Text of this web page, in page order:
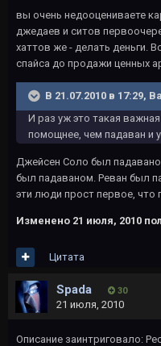
вы очень недооцениваете
джедаев и ситов
хаттов же - делать деньги.
спайса до продажи ценных
В 21.07.2010 в 17:29,
И раз уж это такая
помощнее, чем падаван и
Джейсен Соло был
был падаваном. Реван был
эти люди прост первое, что
Изменено 21 июля, 2010
Цитата
Spada 30
21 июля, 2010
Описание заинтриговало: